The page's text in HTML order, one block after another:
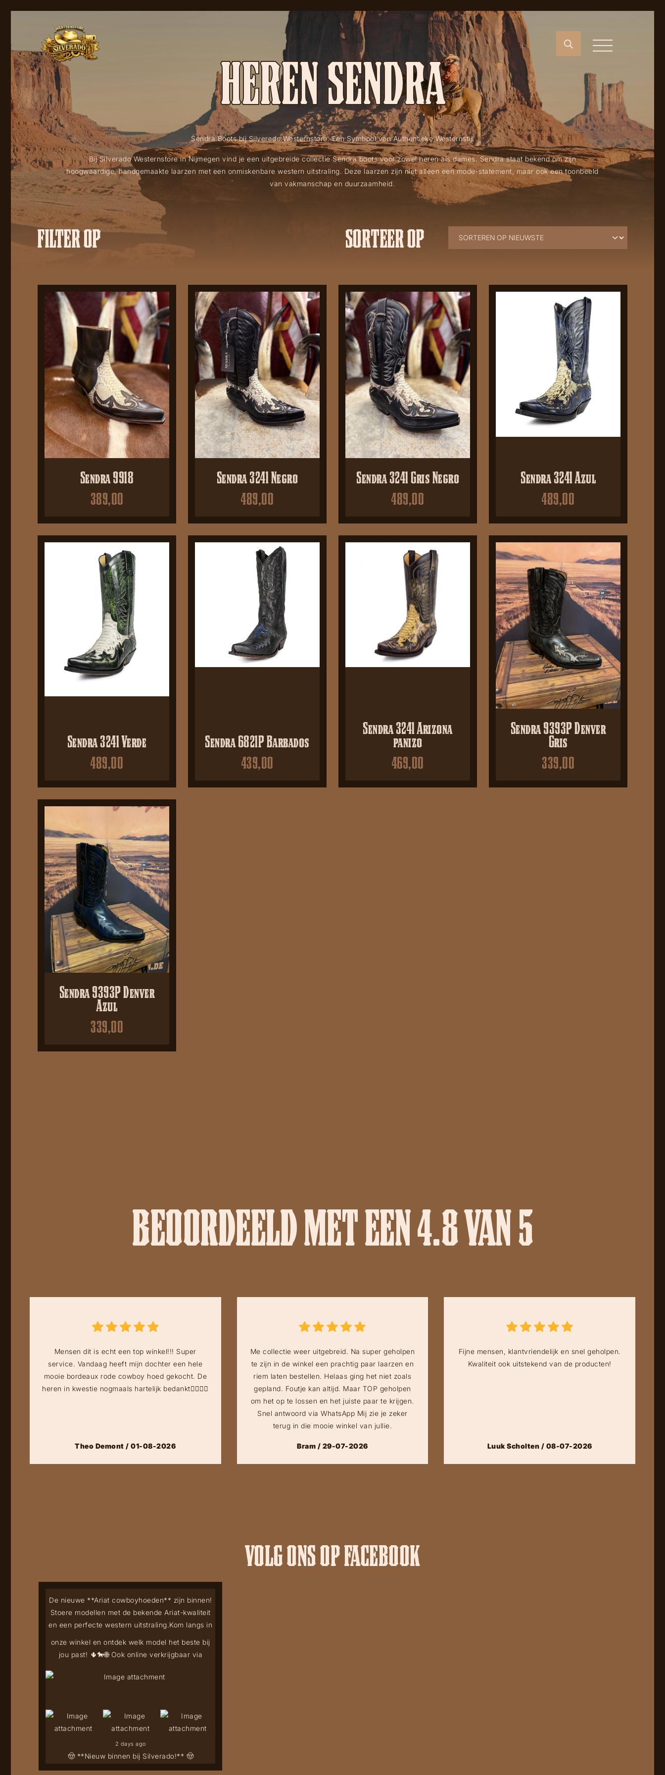
HEREN SENDRA
Sendra Boots bij Silverado Westernstore: Een Symbool van Authentieke Westernstijl
Bij Silverado Westernstore in Nijmegen vind je een uitgebreide collectie Sendra boots voor zowel heren als dames. Sendra staat bekend om zijn
hoogwaardige, handgemaakte laarzen met een onmiskenbare western uitstraling. Deze laarzen zijn niet alleen een mode-statement, maar ook een toonbeeld
van vakmanschap en duurzaamheid.
FILTER OP SORTEER OP
Sendra 9918
389,00
Sendra 3241 Negro
489,00
Sendra 3241 Gris Negro
489,00
Sendra 3241 Azul
489,00
Sendra 3241 Verde
489,00
Sendra 6821P Barbados
439,00
Sendra 3241 Arizona
panizo
469,00
Sendra 9393P Denver
Gris
339,00
Sendra 9393P Denver
Azul
339,00
BEOORDEELD MET EEN 4.8 VAN 5
Mensen dit is echt een top winkel!!! Super
service. Vandaag heeft mijn dochter een hele
mooie bordeaux rode cowboy hoed gekocht. De
heren in kwestie nogmaals hartelijk bedankt👍🏻👍🏻
Theo Demont / 01-08-2026
Me collectie weer uitgebreid. Na super geholpen
te zijn in de winkel een prachtig paar laarzen en
riem laten bestellen. Helaas ging het niet zoals
gepland. Foutje kan altijd. Maar TOP geholpen
om het op te lossen en het juiste paar te krijgen.
Snel antwoord via WhatsApp Mij zie je zeker
terug in die mooie winkel van jullie.
Bram / 29-07-2026
Fijne mensen, klantvriendelijk en snel geholpen.
Kwaliteit ook uitstekend van de producten!
Luuk Scholten / 08-07-2026
VOLG ONS OP FACEBOOK
🤠 **Nieuw binnen bij Silverado!** 🤠
De nieuwe **Ariat cowboyhoeden** zijn binnen!
Stoere modellen met de bekende Ariat-kwaliteit
en een perfecte western uitstraling.Kom langs in
onze winkel en ontdek welk model het beste bij
jou past! 🌵🐎🌐 Ook online verkrijgbaar via
2 days ago